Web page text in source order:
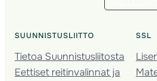
SUUNNISTUSLIITTO
Tietoa Suunnistusliitosta
Eettiset reitinvalinnat ja
SSL